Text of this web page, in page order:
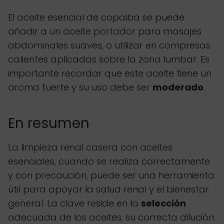
El aceite esencial de copaiba se puede
añadir a un aceite portador para masajes
abdominales suaves, o utilizar en compresas
calientes aplicadas sobre la zona lumbar. Es
importante recordar que este aceite tiene un
aroma fuerte y su uso debe ser moderado.
En resumen
La limpieza renal casera con aceites
esenciales, cuando se realiza correctamente
y con precaución, puede ser una herramienta
útil para apoyar la salud renal y el bienestar
general. La clave reside en la selección
adecuada de los aceites, su correcta dilución